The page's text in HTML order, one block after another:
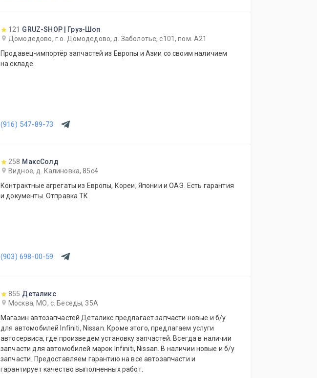
121 GRUZ-SHOP | Груз-Шоп
Домодедово, г.о. Домодедово, д. Заболотье, с101, пом. А21
Продавец-импортёр запчастей из Европы и Азии со своим наличием
на складе.
(916) 547-89-73
258 МаксСолд
Видное, д. Калиновка, 85с4
Контрактные агрегаты из Европы, Кореи, Японии и ОАЭ. Есть гарантия
и документы. Отправка ТК.
(903) 698-00-59
855 Деталикс
Москва, МО, с. Беседы, 35А
Магазин автозапчастей Деталикс предлагает запчасти новые и б/у
для автомобилей Infiniti, Nissan. Кроме этого, предлагаем услуги
автосервиса, где произведем установку запчастей. Всегда в наличии
запчасти для автомобилей марок Infiniti, Nissan. В наличии новые и б/у
запчасти. Предоставляем гарантию на все автозапчасти и
гарантирует качество выполненных работ.